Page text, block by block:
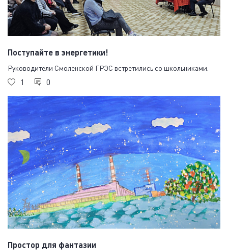
Поступайте в энергетики!
Руководители Смоленской ГРЭС встретились со школьниками.
1 0
Простор для фантазии